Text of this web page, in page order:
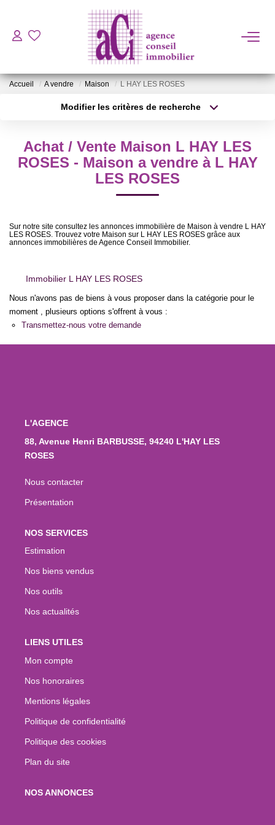
ACHETER
L'AGENCE
CONTACT
Accueil A vendre Maison L HAY LES ROSES
Modifier les critères de recherche
Surface min Budget max
Plus de critères Créer une alerte
Achat / Vente Maison L HAY LES
ROSES - Maison a vendre à L HAY
LES ROSES
Sur notre site consultez les annonces immobilière de Maison à vendre L HAY
LES ROSES. Trouvez votre Maison sur L HAY LES ROSES grâce aux
annonces immobilières de Agence Conseil Immobilier.
Immobilier L HAY LES ROSES
Nous n'avons pas de biens à vous proposer dans la catégorie pour le
moment , plusieurs options s'offrent à vous :
Transmettez-nous votre demande
L'AGENCE
88, Avenue Henri BARBUSSE, 94240 L'HAY LES
ROSES
Nous contacter
Présentation
NOS SERVICES
Estimation
Nos biens vendus
Nos outils
Nos actualités
LIENS UTILES
Mon compte
Nos honoraires
Mentions légales
Politique de confidentialité
Politique des cookies
Plan du site
NOS ANNONCES